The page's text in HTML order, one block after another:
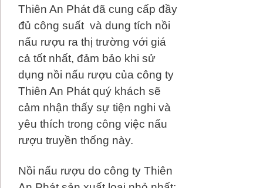
Thiên An Phát đã cung cấp đầy
đủ công suất và dung tích nồi
nấu rượu ra thị trường với giá
cả tốt nhất, đảm bảo khi sử
dụng nồi nấu rượu của công ty
Thiên An Phát quý khách sẽ
cảm nhận thấy sự tiện nghi và
yêu thích trong công việc nấu
rượu truyền thống này.
Nồi nấu rượu do công ty Thiên